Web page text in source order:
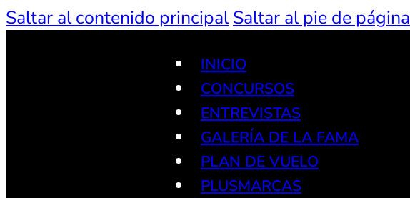
Saltar al contenido principal Saltar al pie de página
INICIO
CONCURSOS
ENTREVISTAS
GALERÍA DE LA FAMA
PLAN DE VUELO
PLUSMARCAS